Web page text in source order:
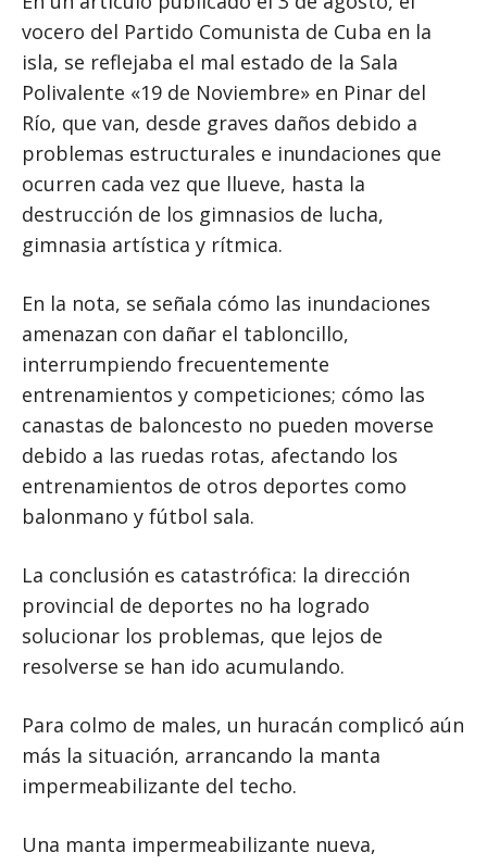
vocero del Partido Comunista de Cuba en la
isla, se reflejaba el mal estado de la Sala
Polivalente «19 de Noviembre» en Pinar del
Río, que van, desde graves daños debido a
problemas estructurales e inundaciones que
ocurren cada vez que llueve, hasta la
destrucción de los gimnasios de lucha,
gimnasia artística y rítmica.
En la nota, se señala cómo las inundaciones
amenazan con dañar el tabloncillo,
interrumpiendo frecuentemente
entrenamientos y competiciones; cómo las
canastas de baloncesto no pueden moverse
debido a las ruedas rotas, afectando los
entrenamientos de otros deportes como
balonmano y fútbol sala.
La conclusión es catastrófica: la dirección
provincial de deportes no ha logrado
solucionar los problemas, que lejos de
resolverse se han ido acumulando.
Para colmo de males, un huracán complicó aún
más la situación, arrancando la manta
impermeabilizante del techo.
Una manta impermeabilizante nueva,